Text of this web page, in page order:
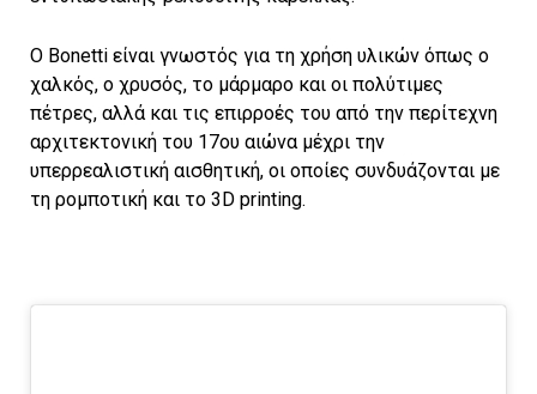
Ο Bonetti είναι γνωστός για τη χρήση υλικών όπως ο
χαλκός, ο χρυσός, το μάρμαρο και οι πολύτιμες
πέτρες, αλλά και τις επιρροές του από την περίτεχνη
αρχιτεκτονική του 17ου αιώνα μέχρι την
υπερρεαλιστική αισθητική, οι οποίες συνδυάζονται με
τη ρομποτική και το 3D printing.